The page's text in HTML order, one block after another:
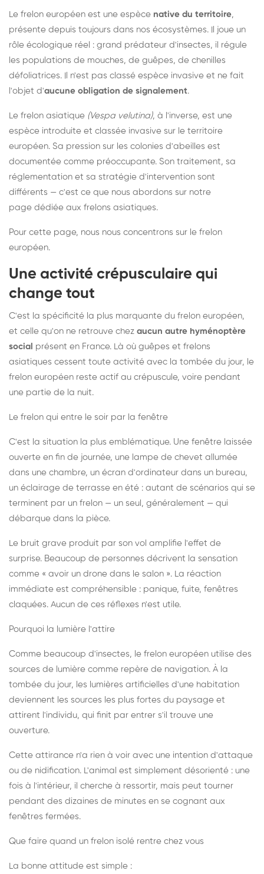
Le frelon européen est une espèce native du territoire,
présente depuis toujours dans nos écosystèmes. Il joue un
rôle écologique réel : grand prédateur d'insectes, il régule
les populations de mouches, de guêpes, de chenilles
défoliatrices. Il n'est pas classé espèce invasive et ne fait
l'objet d'aucune obligation de signalement.
Le frelon asiatique (Vespa velutina), à l'inverse, est une
espèce introduite et classée invasive sur le territoire
européen. Sa pression sur les colonies d'abeilles est
documentée comme préoccupante. Son traitement, sa
réglementation et sa stratégie d'intervention sont
différents — c'est ce que nous abordons sur notre
page dédiée aux frelons asiatiques.
Pour cette page, nous nous concentrons sur le frelon
européen.
Une activité crépusculaire qui
change tout
C'est la spécificité la plus marquante du frelon européen,
et celle qu'on ne retrouve chez aucun autre hyménoptère
social présent en France. Là où guêpes et frelons
asiatiques cessent toute activité avec la tombée du jour, le
frelon européen reste actif au crépuscule, voire pendant
une partie de la nuit.
Le frelon qui entre le soir par la fenêtre
C'est la situation la plus emblématique. Une fenêtre laissée
ouverte en fin de journée, une lampe de chevet allumée
dans une chambre, un écran d'ordinateur dans un bureau,
un éclairage de terrasse en été : autant de scénarios qui se
terminent par un frelon — un seul, généralement — qui
débarque dans la pièce.
Le bruit grave produit par son vol amplifie l'effet de
surprise. Beaucoup de personnes décrivent la sensation
comme « avoir un drone dans le salon ». La réaction
immédiate est compréhensible : panique, fuite, fenêtres
claquées. Aucun de ces réflexes n'est utile.
Pourquoi la lumière l'attire
Comme beaucoup d'insectes, le frelon européen utilise des
sources de lumière comme repère de navigation. À la
tombée du jour, les lumières artificielles d'une habitation
deviennent les sources les plus fortes du paysage et
attirent l'individu, qui finit par entrer s'il trouve une
ouverture.
Cette attirance n'a rien à voir avec une intention d'attaque
ou de nidification. L'animal est simplement désorienté : une
fois à l'intérieur, il cherche à ressortir, mais peut tourner
pendant des dizaines de minutes en se cognant aux
fenêtres fermées.
Que faire quand un frelon isolé rentre chez vous
La bonne attitude est simple :